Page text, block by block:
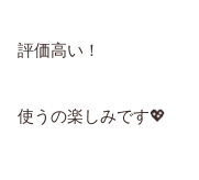
評価高い！
使うの楽しみです💖